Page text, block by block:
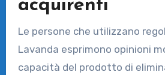
acquirenti
Le persone che utilizzano
Lavanda esprimono opinioni
capacità del prodotto di